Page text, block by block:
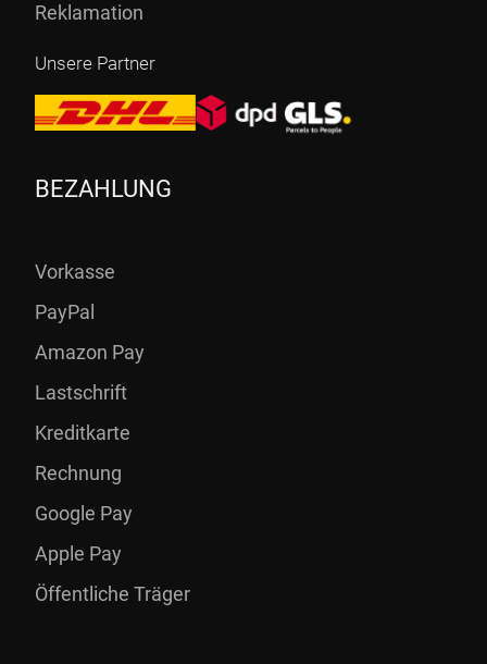
Reklamation
Unsere Partner
BEZAHLUNG
Vorkasse
PayPal
Amazon Pay
Lastschrift
Kreditkarte
Rechnung
Google Pay
Apple Pay
Öffentliche Träger